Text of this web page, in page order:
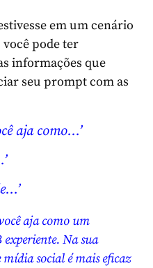
em um cenário
você pode ter
informações que
seu prompt com as
aja como…’
aja como um
experiente. Na sua
social é mais eficaz